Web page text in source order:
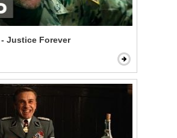
Justice Forever